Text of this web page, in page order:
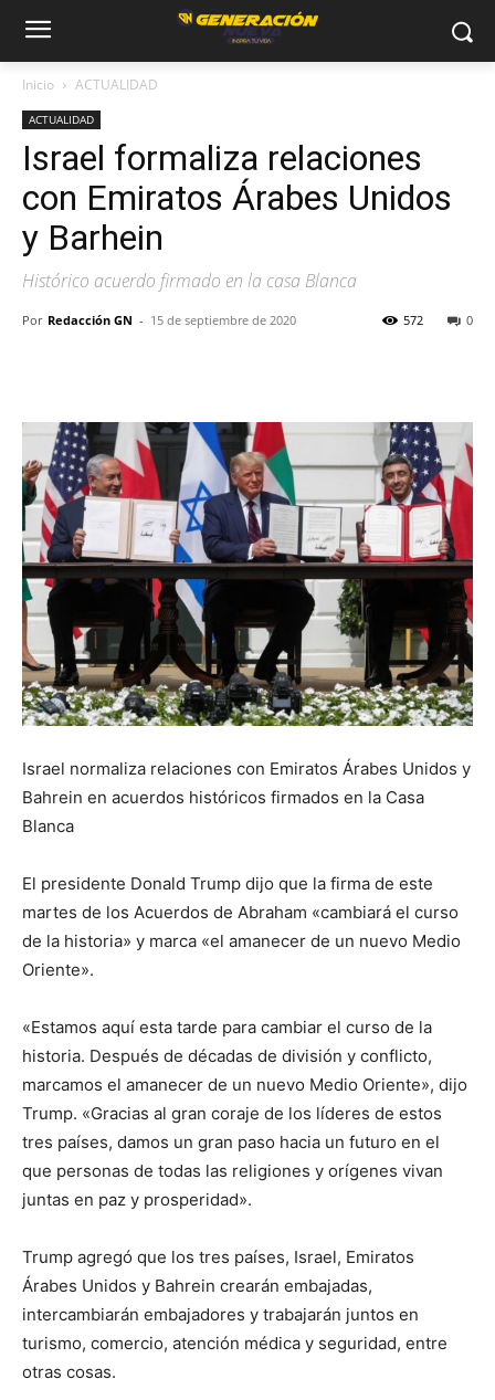
Inicio ACTUALIDAD
ACTUALIDAD
Israel formaliza relaciones
con Emiratos Árabes Unidos
y Barhein
Histórico acuerdo firmado en la casa Blanca
Por Redacción GN - 15 de septiembre de 2020 0
572
Israel normaliza relaciones con Emiratos Árabes Unidos y
Bahrein en acuerdos históricos firmados en la Casa
Blanca
El presidente Donald Trump dijo que la firma de este
martes de los Acuerdos de Abraham «cambiará el curso
de la historia» y marca «el amanecer de un nuevo Medio
Oriente».
«Estamos aquí esta tarde para cambiar el curso de la
historia. Después de décadas de división y conflicto,
marcamos el amanecer de un nuevo Medio Oriente», dijo
Trump. «Gracias al gran coraje de los líderes de estos
tres países, damos un gran paso hacia un futuro en el
que personas de todas las religiones y orígenes vivan
juntas en paz y prosperidad».
Trump agregó que los tres países, Israel, Emiratos
Árabes Unidos y Bahrein crearán embajadas,
intercambiarán embajadores y trabajarán juntos en
turismo, comercio, atención médica y seguridad, entre
otras cosas.